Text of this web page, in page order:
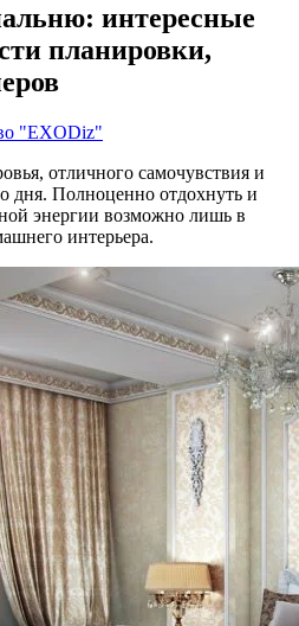
интересные
планировки,
"EXODiz"
отличного самочувствия и
дня. Полноценно отдохнуть и
энергии возможно лишь в
интерьера.